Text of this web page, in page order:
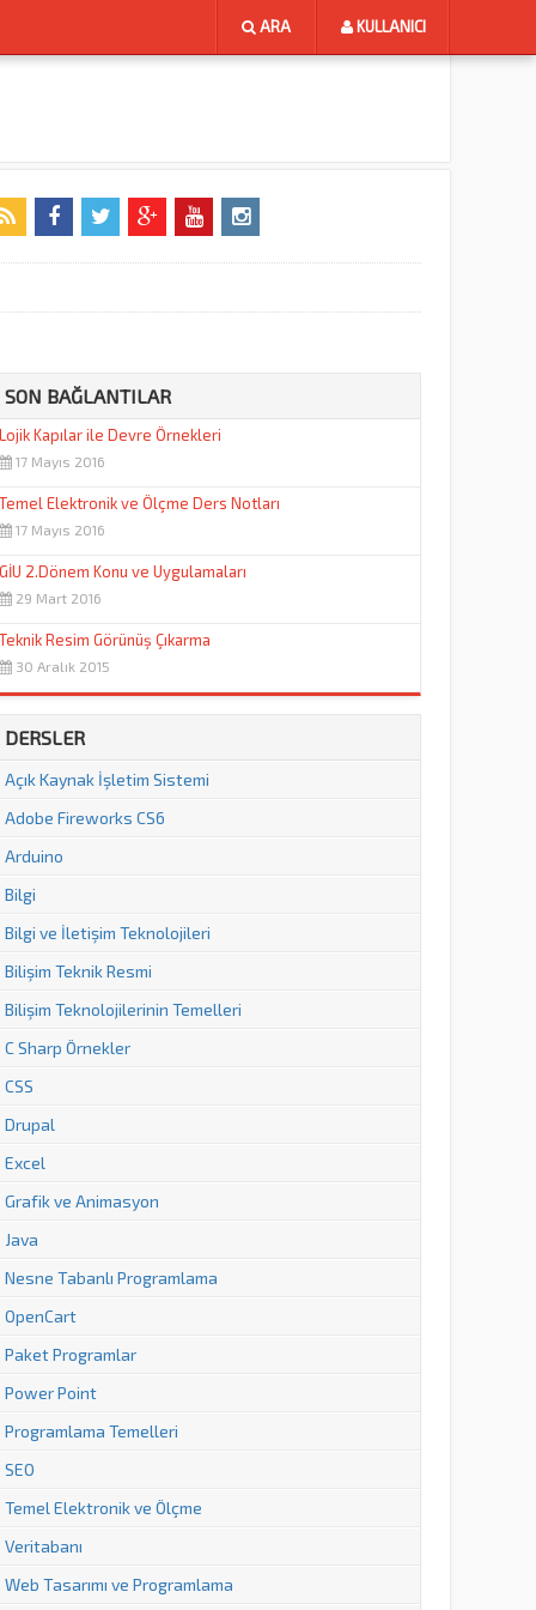
ARA KULLANICI
SON BAĞLANTILAR
Lojik Kapılar ile Devre Örnekleri
17 Mayıs 2016
Temel Elektronik ve Ölçme Ders Notları
17 Mayıs 2016
GİU 2.Dönem Konu ve Uygulamaları
29 Mart 2016
Teknik Resim Görünüş Çıkarma
30 Aralık 2015
DERSLER
Açık Kaynak İşletim Sistemi
Adobe Fireworks CS6
Arduino
Bilgi
Bilgi ve İletişim Teknolojileri
Bilişim Teknik Resmi
Bilişim Teknolojilerinin Temelleri
C Sharp Örnekler
CSS
Drupal
Excel
Grafik ve Animasyon
Java
Nesne Tabanlı Programlama
OpenCart
Paket Programlar
Power Point
Programlama Temelleri
SEO
Temel Elektronik ve Ölçme
Veritabanı
Web Tasarımı ve Programlama